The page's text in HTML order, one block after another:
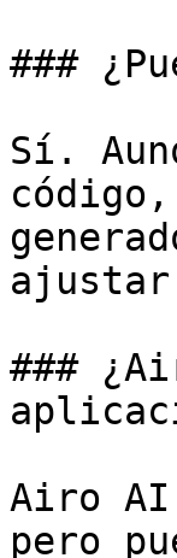
###
Sí.
###
Airo
pero